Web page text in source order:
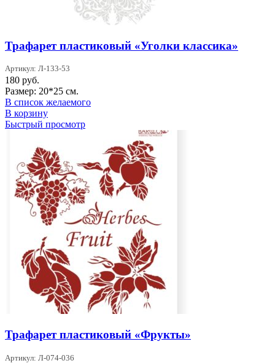
Трафарет пластиковый «Уголки классика»
Артикул: Л-133-53
180 руб.
Размер: 20*25 см.
В список желаемого
В корзину
Быстрый просмотр
Трафарет пластиковый «Фрукты»
Артикул: Л-074-036